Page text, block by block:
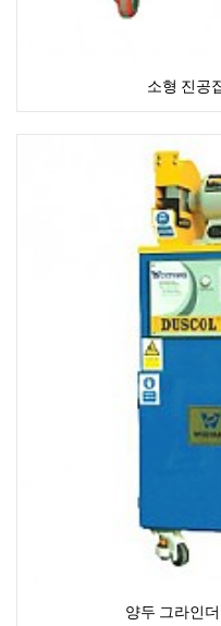
소형 진공
양두 그라인